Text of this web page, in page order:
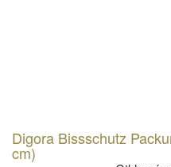
Digora Bissschutz
cm)